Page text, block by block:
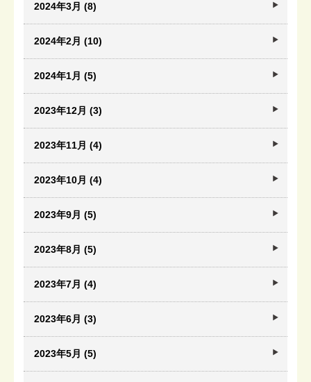
2024年3月 (8)
2024年2月 (10)
2024年1月 (5)
2023年12月 (3)
2023年11月 (4)
2023年10月 (4)
2023年9月 (5)
2023年8月 (5)
2023年7月 (4)
2023年6月 (3)
2023年5月 (5)